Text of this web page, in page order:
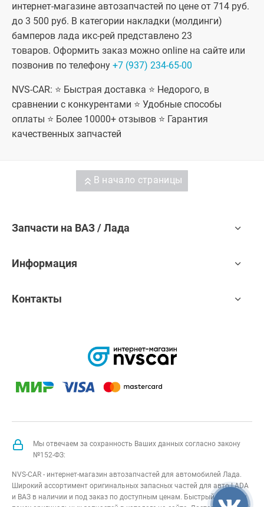
интернет-магазине автозапчастей по цене от 714 руб.
до 3 500 руб. В категории накладки (молдинги)
бамперов лада икс-рей представлено 23
товаров. Оформить заказ можно online на сайте или
позвонив по телефону +7 (937) 234-65-00
NVS-CAR: ⭐ Быстрая доставка ⭐ Недорого, в
сравнении с конкурентами ⭐ Удобные способы
оплаты ⭐ Более 10000+ отзывов ⭐ Гарантия
качественных запчастей
В начало страницы
Запчасти на ВАЗ / Лада
Информация
Контакты
Мы отвечаем за сохранность Ваших данных согласно закону
№152-ФЗ:
NVS-CAR - интернет-магазин автозапчастей для автомобилей Лада.
Широкий ассортимент оригинальных запасных частей для авто LADA
и ВАЗ в наличии и под заказ по доступным ценам. Быстрый подбор и